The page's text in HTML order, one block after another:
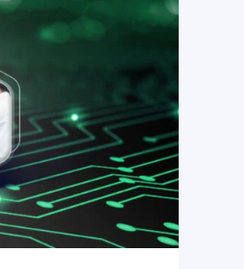
Finnish
Vietnamese